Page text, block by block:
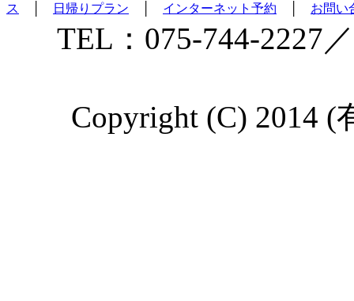
ス
日帰りプラン インターネット予約 お問い
TEL：075-744-2227
Copyright (C) 2014 (